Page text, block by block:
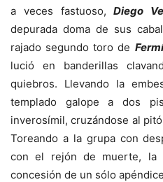
a veces fastuoso,Diego
depurada doma de sus
rajado segundo toro de
lució en banderillas
quiebros. Llevando la
templado galope a dos
inverosímil, cruzándose al
Toreando a la grupa con
con el rejón de muerte, la
concesión de un sólo